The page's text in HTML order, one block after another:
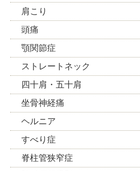
肩こり
頭痛
顎関節症
ストレートネック
四十肩・五十肩
坐骨神経痛
ヘルニア
すべり症
脊柱管狭窄症